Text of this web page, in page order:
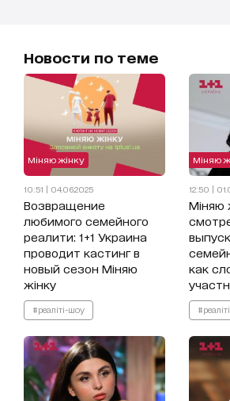
Новости по теме
Міняю жінку
10:51 | 04.06.2025
Возвращение
любимого семейного
реалити: 1+1 Украина
проводит кастинг в
новый сезон Міняю
жінку
#реаліті-шоу
Міняю
12:50 |
Міняю
как